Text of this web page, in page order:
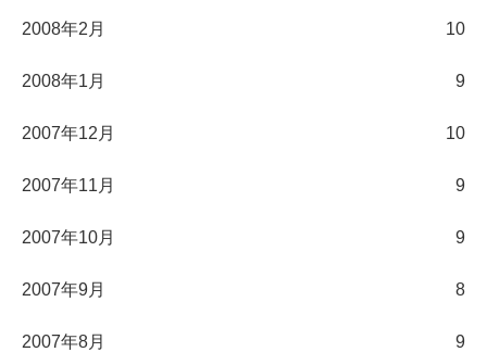
2008年2月 10
2008年1月 9
2007年12月 10
2007年11月 9
2007年10月 9
2007年9月 8
2007年8月 9